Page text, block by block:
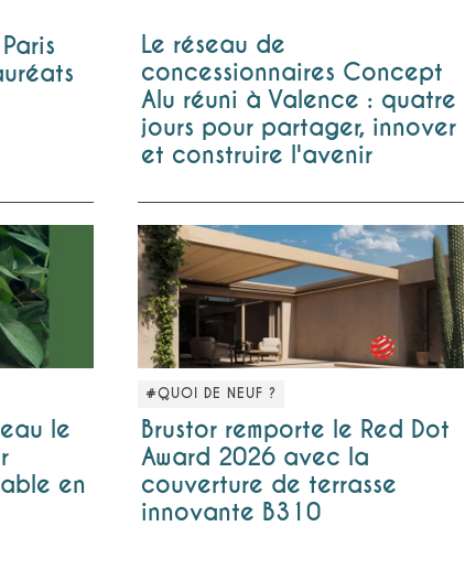
Le réseau de
concessionnaires Concept
Alu réuni à Valence : quatre
jours pour partager, innover
et construire l'avenir
le
en
#QUOI DE NEUF ?
Brustor remporte le Red Dot
Award 2026 avec la
couverture de terrasse
innovante B310